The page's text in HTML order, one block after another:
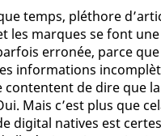
temps, pléthore
les marques se font
erronée, parce
informations
contentent de dire que
Mais c’est plus que
digital natives est